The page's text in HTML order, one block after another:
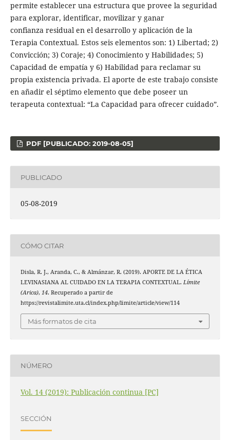
permite establecer una estructura que provee la seguridad
para explorar, identificar, movilizar y ganar
confianza residual en el desarrollo y aplicación de la
Terapia Contextual. Estos seis elementos son: 1) Libertad; 2)
Convicción; 3) Coraje; 4) Conocimiento y Habilidades; 5)
Capacidad de empatía y 6) Habilidad para reclamar su
propia existencia privada. El aporte de este trabajo consiste
en añadir el séptimo elemento que debe poseer un
terapeuta contextual: “La Capacidad para ofrecer cuidado”.
PDF [PUBLICADO: 2019-08-05]
PUBLICADO
05-08-2019
CÓMO CITAR
Disla, R. J., Aranda, C., & Almánzar, R. (2019). APORTE DE LA ÉTICA
LEVINASIANA AL CUIDADO EN LA TERAPIA CONTEXTUAL. Límite
(Arica), 14. Recuperado a partir de
https://revistalimite.uta.cl/index.php/limite/article/view/114
Más formatos de cita
NÚMERO
Vol. 14 (2019): Publicación continua [PC]
SECCIÓN